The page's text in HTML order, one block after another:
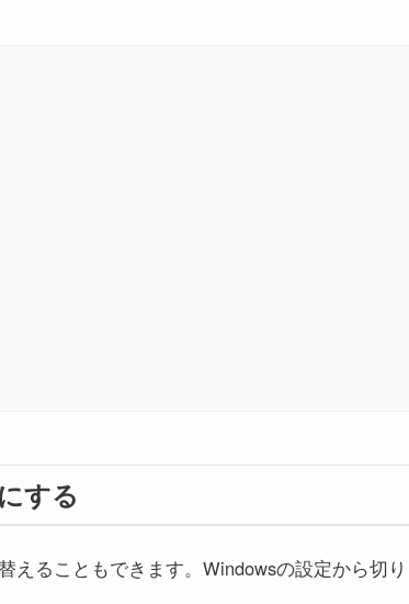
する
えることもできます。Windowsの設定から切り